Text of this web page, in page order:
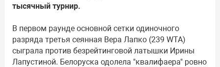
тысячный турнир.
В первом раунде основной сетки одиночного
разряда третья сеянная Вера Лапко (239 WTA)
сыграла против безрейтинговой латышки Ирины
Лапустиной. Белоруска одолела "квалифаера" ровно